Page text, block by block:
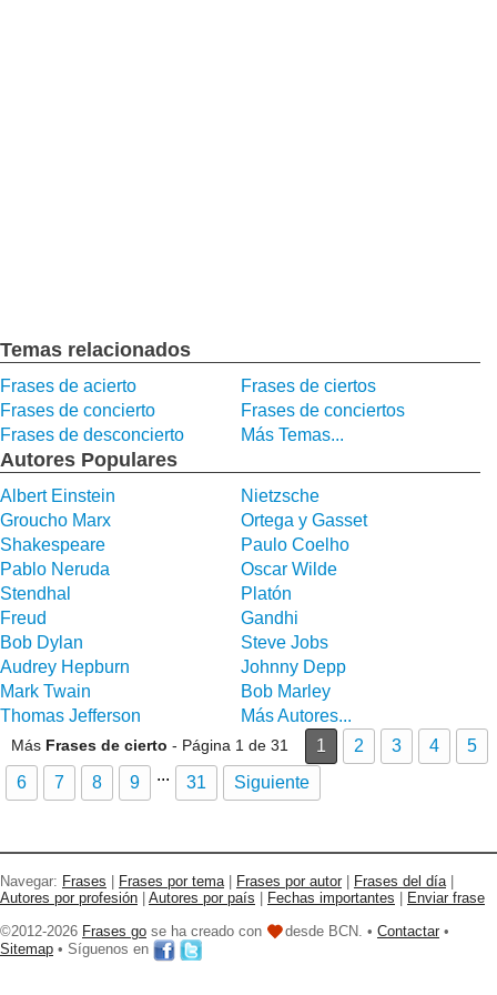
Temas relacionados
Frases de acierto
Frases de ciertos
Frases de concierto
Frases de conciertos
Frases de desconcierto
Más Temas...
Autores Populares
Albert Einstein
Nietzsche
Groucho Marx
Ortega y Gasset
Shakespeare
Paulo Coelho
Pablo Neruda
Oscar Wilde
Stendhal
Platón
Freud
Gandhi
Bob Dylan
Steve Jobs
Audrey Hepburn
Johnny Depp
Mark Twain
Bob Marley
Thomas Jefferson
Más Autores...
Más Frases de cierto - Página 1 de 31 1 2 3 4
5
6
7 8 9 ... 31 Siguiente
Navegar: Frases Frases por tema| Frases por autor Frases del día|
Autores por profesión
Autores por país Fechas importantes
Enviar frase
©2012-2026 Frases go se ha creado con desde BCN. • Contactar •
Sitemap • Síguenos en